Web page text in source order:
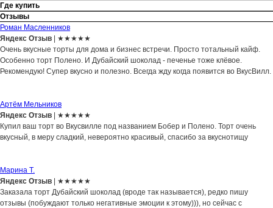
Где купить
Отзывы
Роман Масленников
Яндекс Отзыв | ★★★★★
Очень вкусные торты для дома и бизнес встречи. Просто тотальный кайф.
Особенно торт Полено. И Дубайский шоколад - печенье тоже клёвое.
Рекомендую! Супер вкусно и полезно. Всегда жду когда появится во ВкусВилл.
Артём Мельников
Яндекс Отзыв | ★★★★★
Купил ваш торт во Вкусвилле под названием Бобер и Полено. Торт очень
вкусный, в меру сладкий, невероятно красивый, спасибо за вкуснотищу
Марина Т.
Яндекс Отзыв | ★★★★★
Заказала торт Дубайский шоколад (вроде так называется), редко пишу
отзывы (побуждают только негативные эмоции к этому))), но сейчас с